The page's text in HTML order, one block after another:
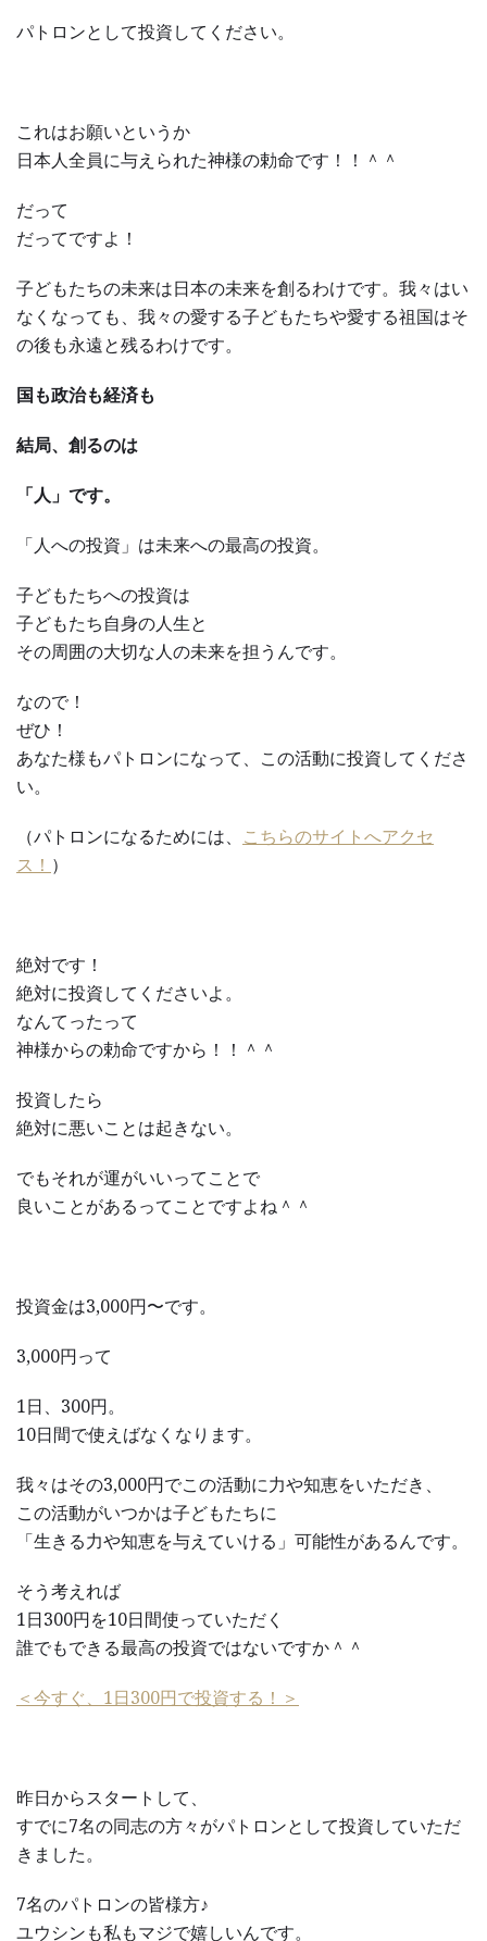
パトロンとして投資してください。
これはお願いというか
日本人全員に与えられた神様の勅命です！！＾＾
だって
だってですよ！
子どもたちの未来は日本の未来を創るわけです。我々はい
なくなっても、我々の愛する子どもたちや愛する祖国はそ
の後も永遠と残るわけです。
国も政治も経済も
結局、創るのは
「人」です。
「人への投資」は未来への最高の投資。
子どもたちへの投資は
子どもたち自身の人生と
その周囲の大切な人の未来を担うんです。
なので！
ぜひ！
あなた様もパトロンになって、この活動に投資してくださ
い。
（パトロンになるためには、 こちらのサイトへアクセ
ス！ ）
絶対です！
絶対に投資してくださいよ。
なんてったって
神様からの勅命ですから！！＾＾
投資したら
絶対に悪いことは起きない。
でもそれが運がいいってことで
良いことがあるってことですよね＾＾
投資金は3,000円〜です。
3,000円って
1日、300円。
10日間で使えばなくなります。
我々はその3,000円でこの活動に力や知恵をいただき、
この活動がいつかは子どもたちに
「生きる力や知恵を与えていける」可能性があるんです。
そう考えれば
1日300円を10日間使っていただく
誰でもできる最高の投資ではないですか＾＾
＜今すぐ、1日300円で投資する！＞
昨日からスタートして、
すでに7名の同志の方々がパトロンとして投資していただ
きました。
7名のパトロンの皆様方♪
ユウシンも私もマジで嬉しいんです。